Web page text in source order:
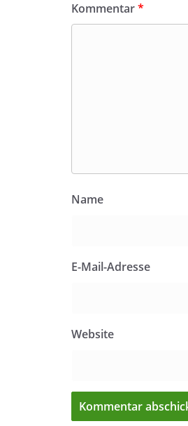
Kommentar*
Name
E-Mail-Adresse
Website